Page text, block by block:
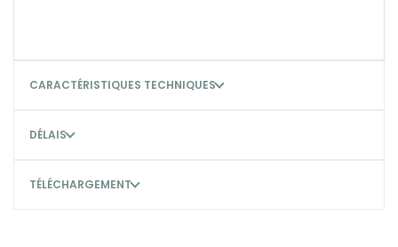
CARACTÉRISTIQUES TECHNIQUES
DÉLAIS
TÉLÉCHARGEMENT